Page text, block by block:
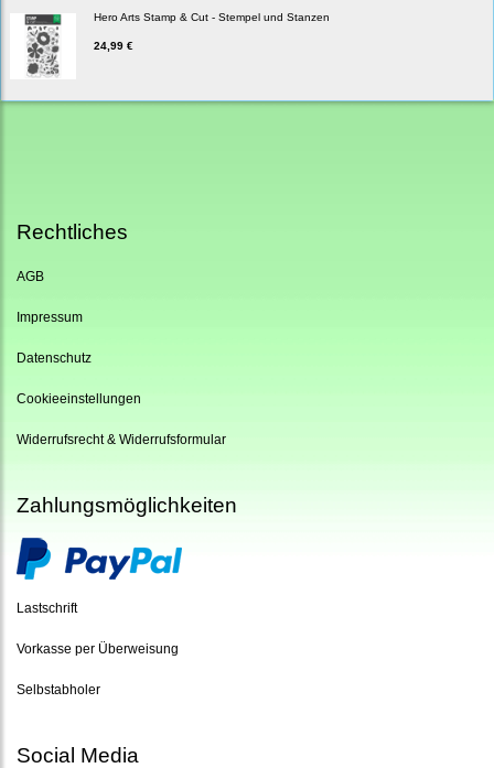
Hero Arts Stamp & Cut - Stempel und Stanzen
24,99 €
Rechtliches
AGB
Impressum
Datenschutz
Cookieeinstellungen
Widerrufsrecht & Widerrufsformular
Zahlungsmöglichkeiten
Lastschrift
Vorkasse per Überweisung
Selbstabholer
Social Media